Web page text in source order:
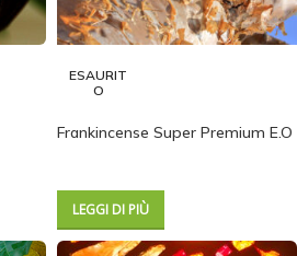
ESAURIT
O
Frankincense Super Premium E.O
LEGGI DI PIÙ